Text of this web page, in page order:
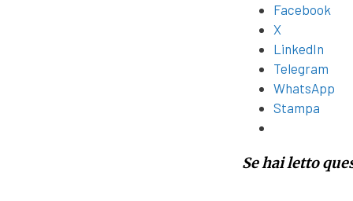
Facebook
X
LinkedIn
Telegram
WhatsApp
Stampa
Se hai letto